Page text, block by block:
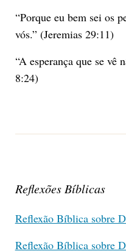
“Porque eu bem sei os
vós.” (Jeremias 29:11)
“A esperança que se vê
8:24)
Reflexões Bíblicas
Reflexão Bíblica sobre
Reflexão Bíblica sobre